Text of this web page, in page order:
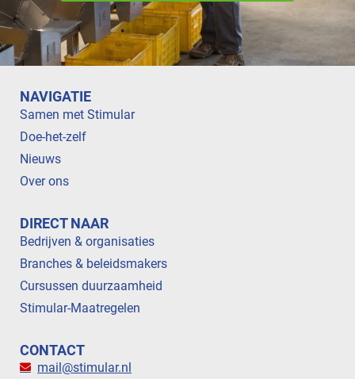
NAVIGATIE
Samen met Stimular
Doe-het-zelf
Nieuws
Over ons
DIRECT NAAR
Bedrijven & organisaties
Branches & beleidsmakers
Cursussen duurzaamheid
Stimular-Maatregelen
CONTACT
mail@stimular.nl